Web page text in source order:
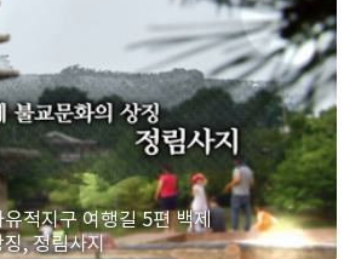
적지구 여행길 5편 백제
, 정림사지